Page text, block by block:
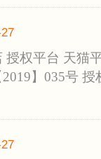
权平台 天猫
】035号